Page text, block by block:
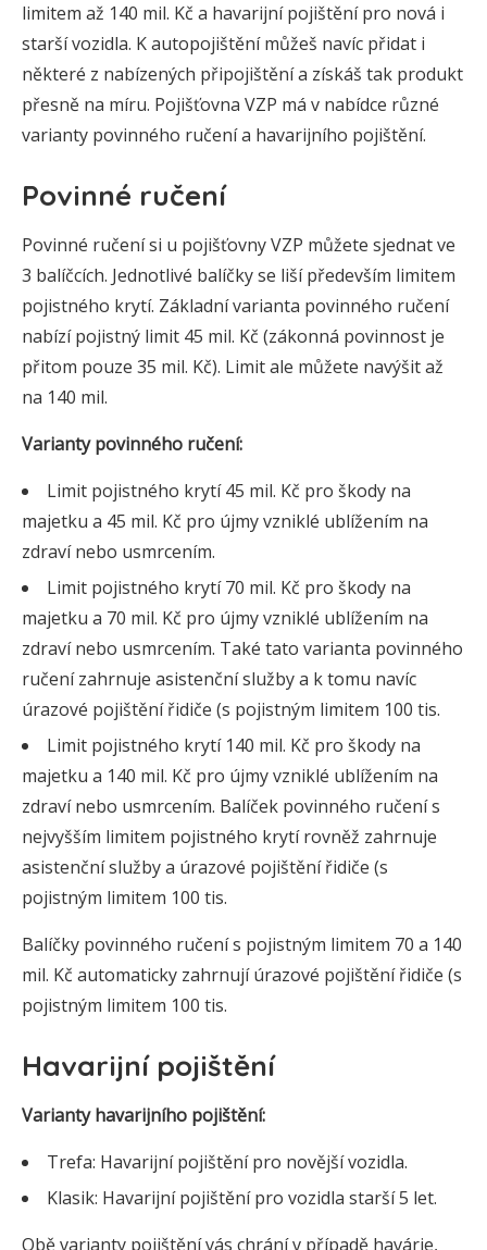
limitem až 140 mil. Kč a havarijní pojištění pro nová i
starší vozidla. K autopojištění můžeš navíc přidat i
některé z nabízených připojištění a získáš tak produkt
přesně na míru. Pojišťovna VZP má v nabídce různé
varianty povinného ručení a havarijního pojištění.
Povinné ručení
Povinné ručení si u pojišťovny VZP můžete sjednat ve
3 balíčcích. Jednotlivé balíčky se liší především limitem
pojistného krytí. Základní varianta povinného ručení
nabízí pojistný limit 45 mil. Kč (zákonná povinnost je
přitom pouze 35 mil. Kč). Limit ale můžete navýšit až
na 140 mil.
Varianty povinného ručení:
Limit pojistného krytí 45 mil. Kč pro škody na
majetku a 45 mil. Kč pro újmy vzniklé ublížením na
zdraví nebo usmrcením.
Limit pojistného krytí 70 mil. Kč pro škody na
majetku a 70 mil. Kč pro újmy vzniklé ublížením na
zdraví nebo usmrcením. Také tato varianta povinného
ručení zahrnuje asistenční služby a k tomu navíc
úrazové pojištění řidiče (s pojistným limitem 100 tis.
Limit pojistného krytí 140 mil. Kč pro škody na
majetku a 140 mil. Kč pro újmy vzniklé ublížením na
zdraví nebo usmrcením. Balíček povinného ručení s
nejvyšším limitem pojistného krytí rovněž zahrnuje
asistenční služby a úrazové pojištění řidiče (s
pojistným limitem 100 tis.
Balíčky povinného ručení s pojistným limitem 70 a 140
mil. Kč automaticky zahrnují úrazové pojištění řidiče (s
pojistným limitem 100 tis.
Havarijní pojištění
Varianty havarijního pojištění:
Trefa: Havarijní pojištění pro novější vozidla.
Klasik: Havarijní pojištění pro vozidla starší 5 let.
Obě varianty pojištění vás chrání v případě havárie,